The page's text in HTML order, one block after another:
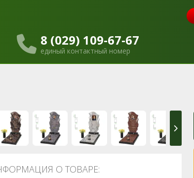
8 (029) 109-67-67
единый контактный номер
О ТОВАРЕ: